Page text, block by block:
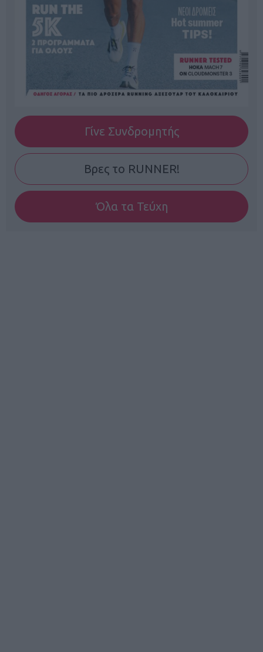
Γίνε Συνδρομητής
Βρες το RUNNER!
Όλα τα Τεύχη